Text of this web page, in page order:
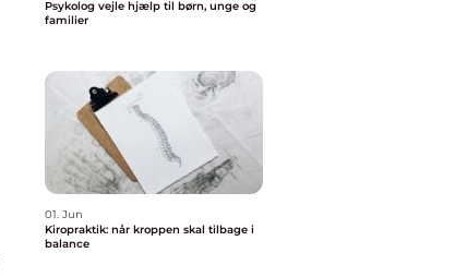
Psykolog vejle hjælp til børn, unge og
familier
01. Jun
Kiropraktik: når kroppen skal tilbage i
balance